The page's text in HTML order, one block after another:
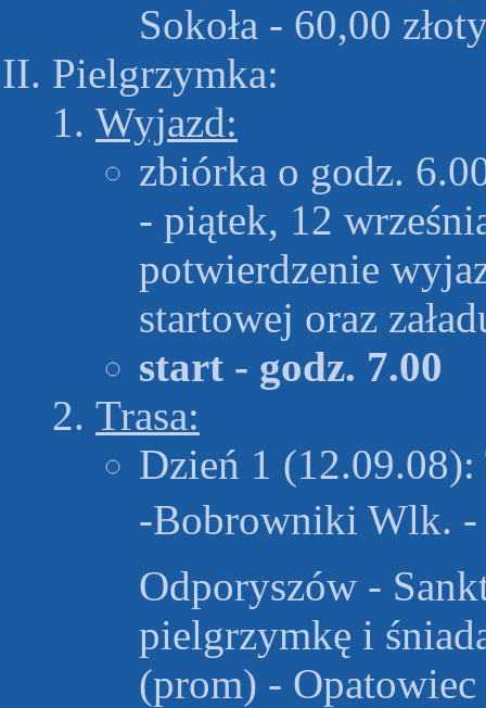
Sokoła - 60,00
Pielgrzymka:
Wyjazd:
zbiórka o godz.
- piątek, 12
potwierdzenie
startowej oraz
start - godz. 7.00
Trasa:
Dzień 1
-Bobrowniki Wlk. -
Odporyszów -
pielgrzymkę i
(prom) -